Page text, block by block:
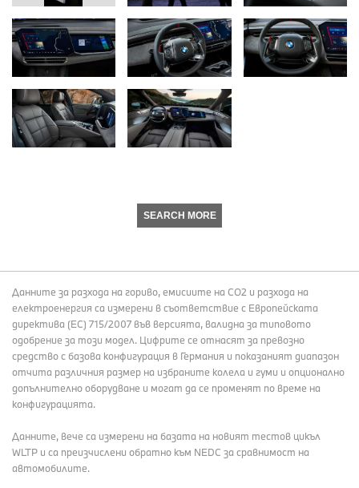
SEARCH MORE
Данните за разхода на гориво, емисиите на СО2 и разхода на
електроенергия са измерени в съответствие с Европейската
директива (EC) 715/2007 във версията, валидна за типовото
одобрение за този модел. Цифрите се отнасят за превозно
средство с базова конфигурация в Германия и показаният диапазон
отчита различния размер на избраните колела и гуми и опционално
допълнително оборудване и могат да се променят по време на
конфигурацията.
Данните, вече са измерени на базата на новият тестов цикъл
WLTP и са преизчислени обратно към NEDC за сравнимост на
автомобилите.